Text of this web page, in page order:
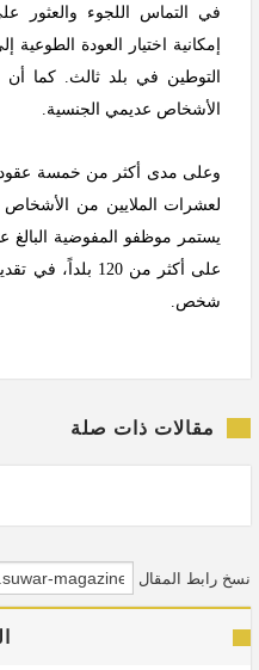
في التماس اللجوء والعثور
إمكانية اختيار العودة الطوعية
التوطين في بلد ثالث. كما
الأشخاص عديمي الجنسية.
وعلى مدى أكثر من خمسة
لعشرات الملايين من الأشخاص
شخص.
مقالات ذات صلة
نسخ رابط المقال